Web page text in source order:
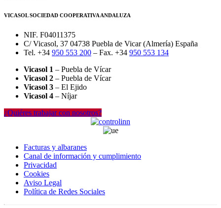
VICASOL SOCIEDAD COOPERATIVA ANDALUZA
NIF. F04011375
C/ Vicasol, 37 04738 Puebla de Vicar (Almería) España
Tel. +34 950 553 200 – Fax. +34 950 553 134
Vicasol 1 – Puebla de Vícar
Vicasol 2 – Puebla de Vícar
Vicasol 3 – El Ejido
Vicasol 4 – Níjar
¿Quiéres trabajar con nosotros?
Facturas y albaranes
Canal de información y cumplimiento
Privacidad
Cookies
Aviso Legal
Política de Redes Sociales